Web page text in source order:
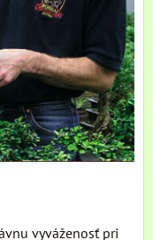
vyváženosť pri